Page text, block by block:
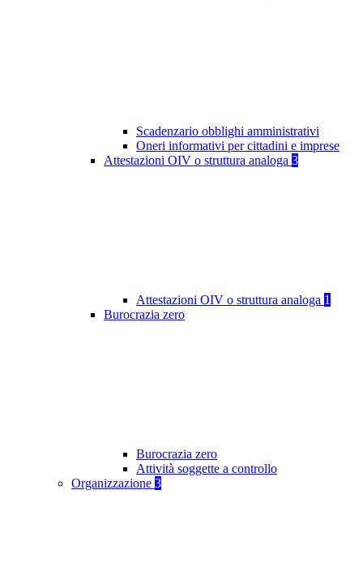
Scadenzario obblighi amministrativi
Oneri informativi per cittadini e imprese
Attestazioni OIV o struttura analoga 3
Attestazioni OIV o struttura analoga 1
Burocrazia zero
Burocrazia zero
Attività soggette a controllo
Organizzazione 3